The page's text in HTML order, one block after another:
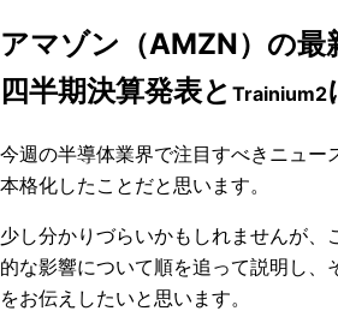
アマゾン（AMZN）の
四半期決算発表と Trainium2
今週の半導体業界で注目すべきニュー
本格化したことだと思います。
少し分かりづらいかもしれませんが、
的な影響について順を追って説明し、
をお伝えしたいと思います。